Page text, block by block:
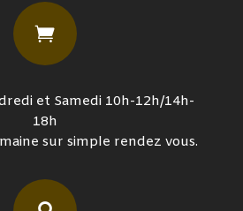

et Samedi 10h-12h/14h-
18h
sur simple rendez vous.